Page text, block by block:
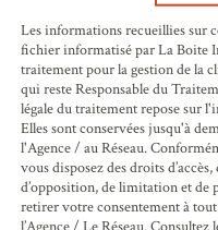
Les informations recueillies sur
fichier informatisé par La Boite
traitement pour la gestion de la
qui reste Responsable du
légale du traitement repose sur
Elles sont conservées jusqu'à
l'Agence / au Réseau.
vous disposez des droits
d’opposition, de limitation et de
retirer votre consentement à